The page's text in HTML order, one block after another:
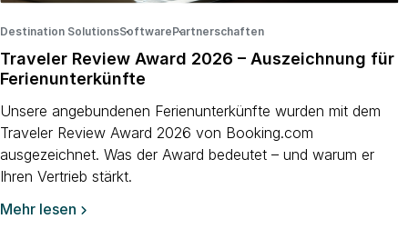
Destination Solutions ·
Software ·
Partnerschaften
Traveler Review Award 2026 – Auszeichnung für
Ferienunterkünfte
Unsere angebundenen Ferienunterkünfte wurden mit dem
Traveler Review Award 2026 von Booking.com
ausgezeichnet. Was der Award bedeutet – und warum er
Ihren Vertrieb stärkt.
Mehr lesen 